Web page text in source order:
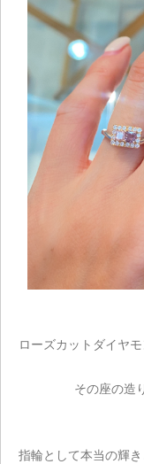
ローズカットダイヤ
その座の造
指輪として本当の輝